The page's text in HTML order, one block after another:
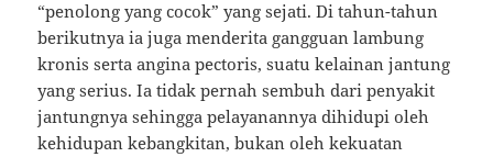
“penolong yang cocok” yang sejati. Di tahun-tahun
berikutnya ia juga menderita gangguan lambung
kronis serta angina pectoris, suatu kelainan jantung
yang serius. Ia tidak pernah sembuh dari penyakit
jantungnya sehingga pelayanannya dihidupi oleh
kehidupan kebangkitan, bukan oleh kekuatan